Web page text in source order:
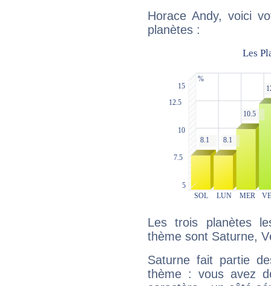
Horace Andy, voici
planètes :
Les trois planètes
thème sont Saturne,
Saturne fait partie
thème : vous avez